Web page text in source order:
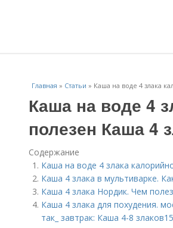
Главная » Статьи » Каша на воде 4 злака
Каша на воде 4
полезен Каша 4
Содержание
Каша на воде 4 злака
Каша 4 злака в мультиварке.
Каша 4 злака Нордик. Чем
Каша 4 злака для похудения.
так_ завтрак: Каша 4-8